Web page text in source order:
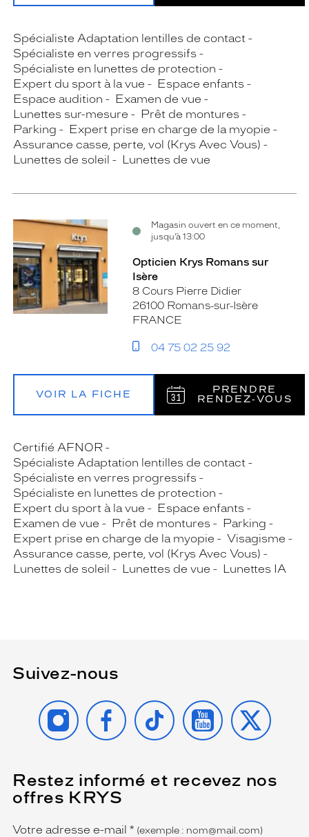
Spécialiste Adaptation lentilles de contact
Spécialiste en verres progressifs
Spécialiste en lunettes de protection
Expert du sport à la vue
Espace enfants
Espace audition
Examen de vue
Lunettes sur-mesure
Prêt de montures
Parking
Expert prise en charge de la myopie
Assurance casse, perte, vol (Krys Avec Vous)
Lunettes de soleil
Lunettes de vue
Magasin ouvert en ce moment,
jusqu’à 13:00
Opticien Krys Romans sur
Isère
8 Cours Pierre Didier
26100 Romans-sur-Isère
FRANCE
04 75 02 25 92
VOIR LA FICHE
PRENDRE
RENDEZ‑VOUS
Certifié AFNOR
Spécialiste Adaptation lentilles de contact
Spécialiste en verres progressifs
Spécialiste en lunettes de protection
Expert du sport à la vue
Espace enfants
Examen de vue
Prêt de montures
Parking
Expert prise en charge de la myopie
Visagisme
Assurance casse, perte, vol (Krys Avec Vous)
Lunettes de soleil
Lunettes de vue Lunettes IA
Suivez-nous
INSTAGRAMFACEBOOK
TIKTOK YOUTUBE
X
Restez informé et recevez nos
offres KRYS
Name
Votre adresse e-mail *
(Ce
champ
est
obligatoire)
(exemple : nom@mail.com)